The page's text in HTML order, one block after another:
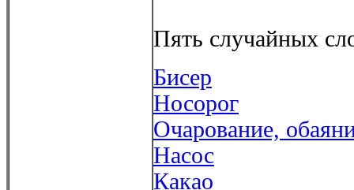
Пять случайных
Бисер
Носорог
Очарование,
Насос
Какао